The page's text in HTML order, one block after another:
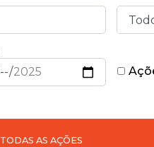
TODAS AS AÇÕES